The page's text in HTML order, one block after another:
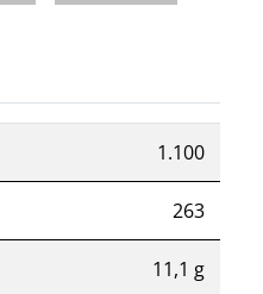
1.100
263
11,1 g